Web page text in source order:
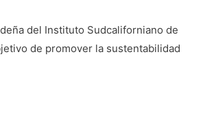
del Instituto Sudcaliforniano de
de promover la sustentabilidad